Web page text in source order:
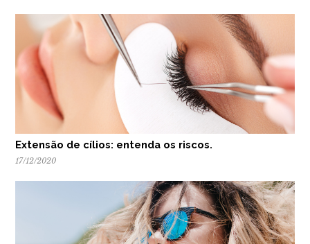
Extensão de cílios: entenda os riscos.
17/12/2020